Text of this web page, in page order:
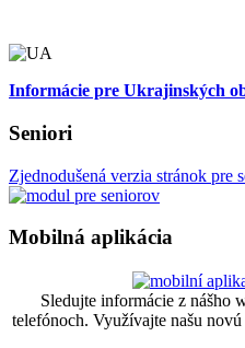
Informácie pre Ukrajinských
Seniori
Zjednodušená verzia stránok pre
Mobilná aplikácia
Sledujte informácie z nášho
telefónoch. Využívajte našu novú